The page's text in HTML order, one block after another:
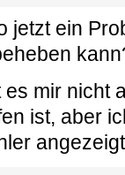
jetzt ein
mir nicht
ist, aber